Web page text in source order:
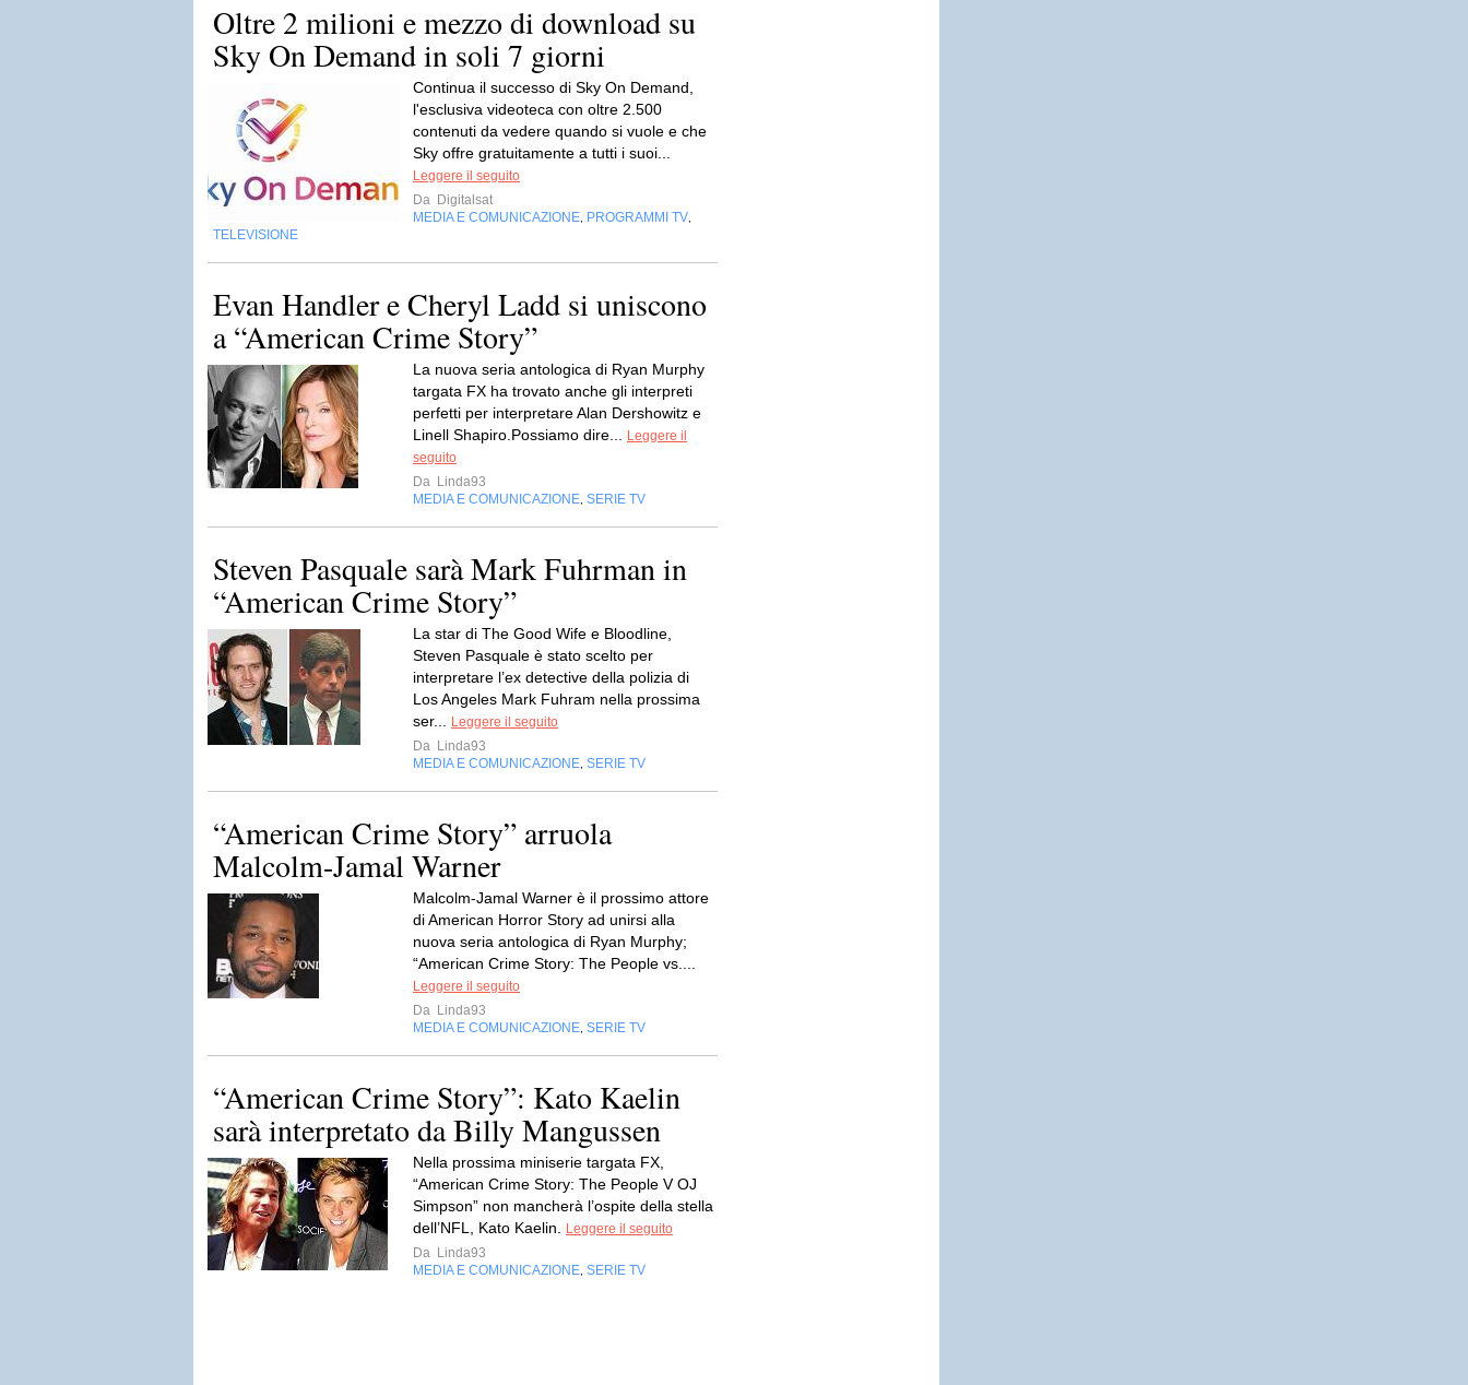
Oltre 2 milioni e mezzo di download su
Sky On Demand in soli 7 giorni
Continua il successo di Sky On Demand,
l'esclusiva videoteca con oltre 2.500
contenuti da vedere quando si vuole e che
Sky offre gratuitamente a tutti i suoi...
Leggere il seguito
Da Digitalsat
MEDIA E COMUNICAZIONE PROGRAMMI TV
TELEVISIONE
Evan Handler e Cheryl Ladd si uniscono
a “American Crime Story”
La nuova seria antologica di Ryan Murphy
targata FX ha trovato anche gli interpreti
perfetti per interpretare Alan Dershowitz e
Linell Shapiro.Possiamo dire...
Leggere il
seguito
Da Linda93
MEDIA E COMUNICAZIONE SERIE TV
Steven Pasquale sarà Mark Fuhrman in
“American Crime Story”
La star di The Good Wife e Bloodline,
Steven Pasquale è stato scelto per
interpretare l’ex detective della polizia di
Los Angeles Mark Fuhram nella prossima
ser...
Leggere il seguito
Da Linda93
MEDIA E COMUNICAZIONE SERIE TV
“American Crime Story” arruola
Malcolm-Jamal Warner
Malcolm-Jamal Warner è il prossimo attore
di American Horror Story ad unirsi alla
nuova seria antologica di Ryan Murphy;
“American Crime Story: The People vs....
Leggere il seguito
Da Linda93
MEDIA E COMUNICAZIONE SERIE TV
“American Crime Story”: Kato Kaelin
sarà interpretato da Billy Mangussen
Nella prossima miniserie targata FX,
“American Crime Story: The People V OJ
Simpson” non mancherà l’ospite della stella
dell’NFL, Kato Kaelin.
Leggere il seguito
Da Linda93
MEDIA E COMUNICAZIONE SERIE TV